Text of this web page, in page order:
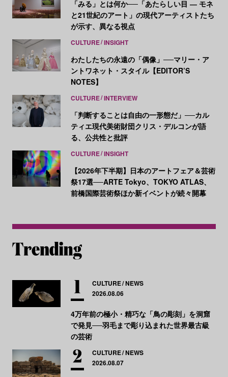
「みる」とは何か──「あたらしい目 ― モネ
と21世紀のアート」の現代アーティストたち
が示す、異なる視点
CULTURE INSIGHT
わたしたちの永遠の「偶像」──マリー・ア
ントワネット・スタイル【EDITOR’S
NOTES】
CULTURE INTERVIEW
「判断することは自由の一形態だ」──カル
ティエ現代美術財団クリス・デルコンが語
る、公共性と批評
CULTURE INSIGHT
【2026年下半期】日本のアートフェア＆芸術
祭17選──ARTE Tokyo、TOKYO ATLAS、
前橋国際芸術祭ほか新イベントが続々開幕
CULTURE NEWS
2026.08.06
4万年前の極小・精巧な「鳥の彫刻」を洞窟
で発見──羽毛まで彫り込まれた世界最古級
の芸術
CULTURE NEWS
2026.08.07